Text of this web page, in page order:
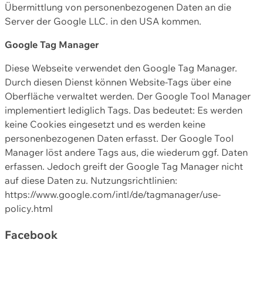
Übermittlung von personenbezogenen Daten an die
Server der Google LLC. in den USA kommen.
Google Tag Manager
Diese Webseite verwendet den Google Tag Manager.
Durch diesen Dienst können Website-Tags über eine
Oberfläche verwaltet werden. Der Google Tool Manager
implementiert lediglich Tags. Das bedeutet: Es werden
keine Cookies eingesetzt und es werden keine
personenbezogenen Daten erfasst. Der Google Tool
Manager löst andere Tags aus, die wiederum ggf. Daten
erfassen. Jedoch greift der Google Tag Manager nicht
auf diese Daten zu. Nutzungsrichtlinien:
https://www.google.com/intl/de/tagmanager/use-
policy.html
Facebook